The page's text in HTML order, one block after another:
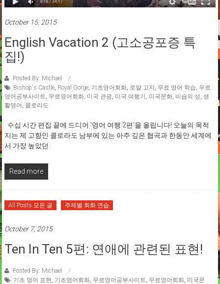
October 15, 2015
English Vacation 2 (고소공포증 특
집!)
Posted By: Michael
Bishop's Castle, Royal Gorge, 기초영어회화, 로얄 고지 , 무료 영어 학습, 무료
영어공부사이트, 무료영어회화, 미국 관광, 미국 여행기 , 미국문화, 비숍의 성 , 생
활영어 , 콜로라도
수십 시간 편집 끝에 드디어 ‘영어 여행 2편’을 올립니다! 오늘의 목적
지는 제 고향인 콜로라도 남부에 있는 아주 깊은 협곡과 한동안 세계에
서 가장 높았던
Read more
All Posts 모든 글 주제별 회화 연습
October 7, 2015
Ten In Ten 5편: 연애에 관련된 표현!
Posted By: Michael
기초 영어 표현 , 기초영어회화, 무료영어공부사이트, 무료영어회화, 미국문